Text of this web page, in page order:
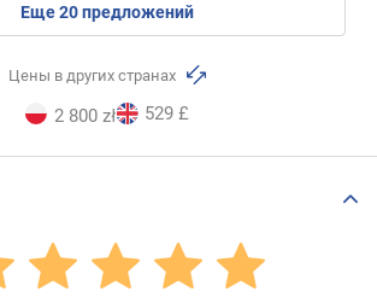
eще20предложений
Цены в других странах
2 800 zł 529 £